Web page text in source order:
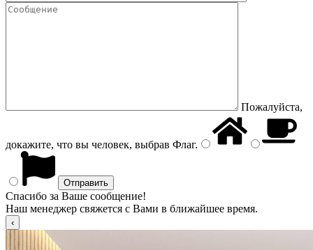
Пожалуйста,
докажите, что вы человек, выбрав Флаг.
Спасибо за Ваше сообщение!
Наш менеджер свяжется с Вами в ближайшее время.